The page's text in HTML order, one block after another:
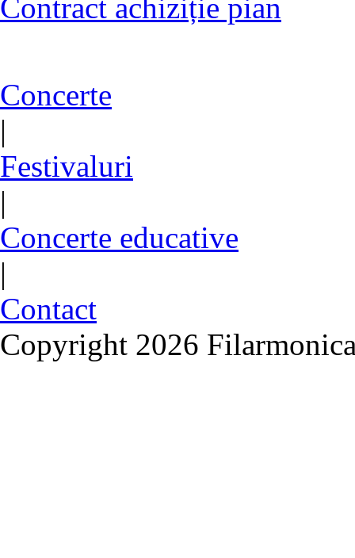
Contract achiziție pian
Concerte
|
Festivaluri
|
Concerte educative
|
Contact
Copyright 2026